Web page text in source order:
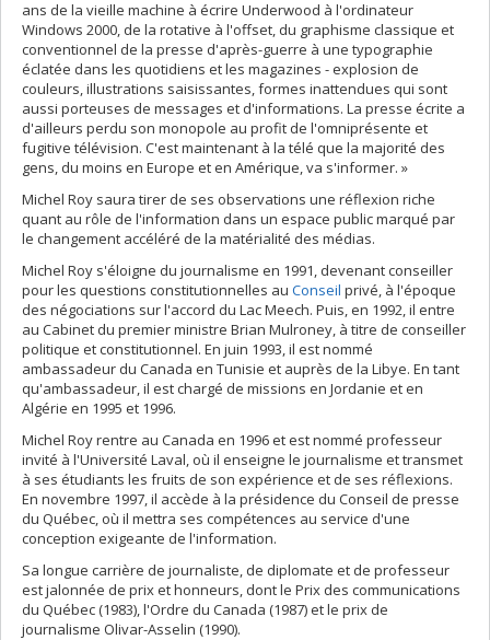
ans de la vieille machine à écrire Underwood à l'ordinateur
Windows 2000, de la rotative à l'offset, du graphisme classique et
conventionnel de la presse d'après-guerre à une typographie
éclatée dans les quotidiens et les magazines - explosion de
couleurs, illustrations saisissantes, formes inattendues qui sont
aussi porteuses de messages et d'informations. La presse écrite a
d'ailleurs perdu son monopole au profit de l'omniprésente et
fugitive télévision. C'est maintenant à la télé que la majorité des
gens, du moins en Europe et en Amérique, va s'informer. »
Michel Roy saura tirer de ses observations une réflexion riche
quant au rôle de l'information dans un espace public marqué par
le changement accéléré de la matérialité des médias.
Michel Roy s'éloigne du journalisme en 1991, devenant conseiller
pour les questions constitutionnelles au Conseil privé, à l'époque
des négociations sur l'accord du Lac Meech. Puis, en 1992, il entre
au Cabinet du premier ministre Brian Mulroney, à titre de conseiller
politique et constitutionnel. En juin 1993, il est nommé
ambassadeur du Canada en Tunisie et auprès de la Libye. En tant
qu'ambassadeur, il est chargé de missions en Jordanie et en
Algérie en 1995 et 1996.
Michel Roy rentre au Canada en 1996 et est nommé professeur
invité à l'Université Laval, où il enseigne le journalisme et transmet
à ses étudiants les fruits de son expérience et de ses réflexions.
En novembre 1997, il accède à la présidence du Conseil de presse
du Québec, où il mettra ses compétences au service d'une
conception exigeante de l'information.
Sa longue carrière de journaliste, de diplomate et de professeur
est jalonnée de prix et honneurs, dont le Prix des communications
du Québec (1983), l'Ordre du Canada (1987) et le prix de
journalisme Olivar-Asselin (1990).